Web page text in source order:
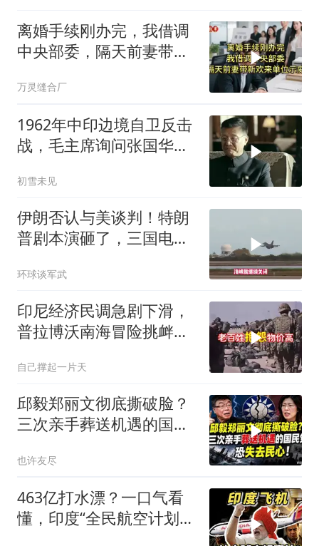
离婚手续刚办完，我借调
中央部委，隔天前妻带新
万灵缝合厂
1962年中印边境自卫反击
战，毛主席询问张国华能
初雪未见
伊朗否认与美谈判！特朗
普剧本演砸了，三国电话
环球谈军武
印尼经济民调急剧下滑，
普拉博沃南海冒险挑衅中
自己撑起一片天
邱毅郑丽文彻底撕破脸？
三次亲手葬送机遇的国民
也许友尽
463亿打水漂？一口气看
懂，印度“全民航空计划”